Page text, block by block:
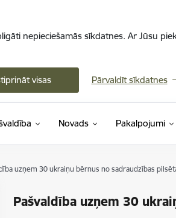
nepieciešamās sīkdatnes. Ar Jūsu
visas Pārvaldīt sīkdatnes
Novads Pakalpojumi
uzņem 30 ukraiņu bērnus no sadraudzības
Pašvaldība uzņem 30